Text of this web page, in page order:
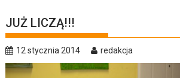
JUŻ LICZĄ!!!
12 stycznia 2014 redakcja